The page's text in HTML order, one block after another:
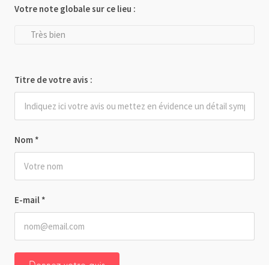
Nom *
E-mail *
Votre note globale sur ce lieu :
Très bien
Titre de votre avis :